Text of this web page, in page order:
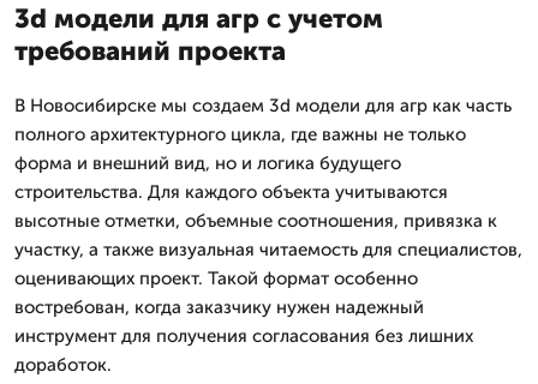
3d модели для агр с учетом
требований проекта
В Новосибирске мы создаем 3d модели для агр как часть
полного архитектурного цикла, где важны не только
форма и внешний вид, но и логика будущего
строительства. Для каждого объекта учитываются
высотные отметки, объемные соотношения, привязка к
участку, а также визуальная читаемость для специалистов,
оценивающих проект. Такой формат особенно
востребован, когда заказчику нужен надежный
инструмент для получения согласования без лишних
доработок.